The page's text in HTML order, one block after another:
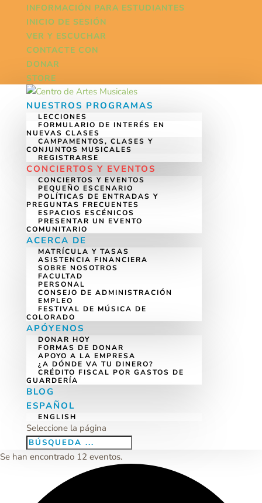
INFORMACIÓN PARA ESTUDIANTES
INICIO DE SESIÓN
VER Y ESCUCHAR
CONTACTE CON
DONAR
STORE
NUESTROS PROGRAMAS
LECCIONES
FORMULARIO DE INTERÉS EN
NUEVAS CLASES
CAMPAMENTOS, CLASES Y
CONJUNTOS MUSICALES
REGISTRARSE
CONCIERTOS Y EVENTOS
CONCIERTOS Y EVENTOS
PEQUEÑO ESCENARIO
POLÍTICAS DE ENTRADAS Y
PREGUNTAS FRECUENTES
ESPACIOS ESCÉNICOS
PRESENTAR UN EVENTO
COMUNITARIO
ACERCA DE
MATRÍCULA Y TASAS
ASISTENCIA FINANCIERA
SOBRE NOSOTROS
FACULTAD
PERSONAL
CONSEJO DE ADMINISTRACIÓN
EMPLEO
FESTIVAL DE MÚSICA DE
COLORADO
APÓYENOS
DONAR HOY
FORMAS DE DONAR
APOYO A LA EMPRESA
¿A DÓNDE VA TU DINERO?
CRÉDITO FISCAL POR GASTOS DE
GUARDERÍA
BLOG
ESPAÑOL
ENGLISH
Seleccione la página
Se han encontrado 12 eventos.